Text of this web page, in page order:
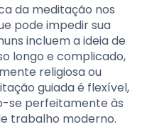
da meditação nos
pode impedir sua
incluem a ideia de
longo e complicado,
religiosa ou
guiada é flexível,
se perfeitamente às
trabalho moderno.